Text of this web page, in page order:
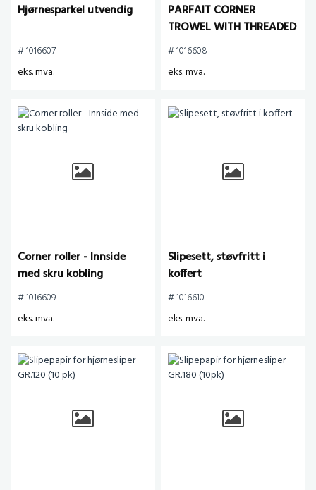
Hjørnesparkel utvendig
# 1016607
eks. mva.
PARFAIT CORNER
TROWEL WITH THREADED
TIP
# 1016608
eks. mva.
Corner roller - Innside
med skru kobling
# 1016609
eks. mva.
Slipesett, støvfritt i
koffert
# 1016610
eks. mva.